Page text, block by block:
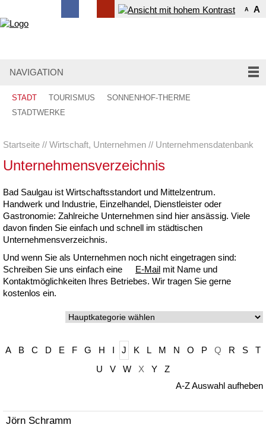
A A
NAVIGATION
STADT TOURISMUS
SONNENHOF-THERME
STADTWERKE
Startseite Wirtschaft, Unternehmen Unternehmensdatenbank
Unternehmensverzeichnis
Bad Saulgau ist Wirtschaftsstandort und Mittelzentrum.
Handwerk und Industrie, Einzelhandel, Dienstleister oder
Gastronomie: Zahlreiche Unternehmen sind hier ansässig. Viele
davon finden Sie einfach und schnell im städtischen
Unternehmensverzeichnis.
Und wenn Sie als Unternehmen noch nicht eingetragen sind:
Schreiben Sie uns einfach eine
E-Mail mit Name und
Kontaktmöglichkeiten Ihres Betriebes. Wir tragen Sie gerne
kostenlos ein.
A B C D E F G H I J K L M N O P Q R S
T
U
V W X Y
Z
A-Z Auswahl aufheben
Jörn Schramm